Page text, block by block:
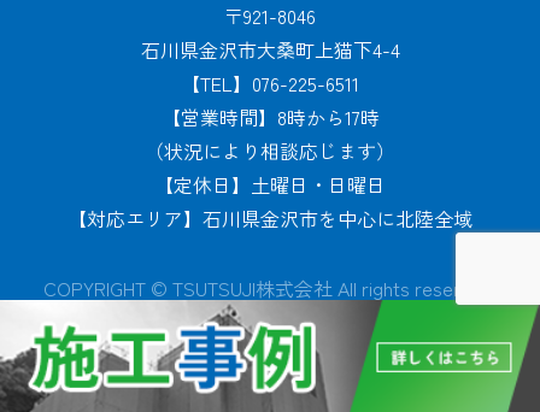
〒921-8046
石川県金沢市大桑町上猫下4-4
【TEL】076-225-6511
【営業時間】8時から17時
（状況により相談応じます）
【定休日】土曜日・日曜日
【対応エリア】石川県金沢市を中心に北陸全域
COPYRIGHT © TSUTSUJI株式会社 All rights reserved.